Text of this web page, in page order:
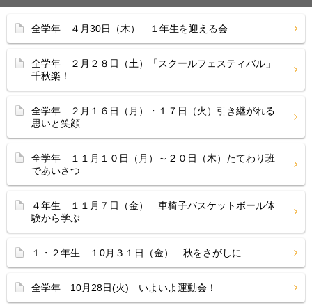
全学年 ４月30日（木） １年生を迎える会
全学年 ２月２８日（土）「スクールフェスティバル」
千秋楽！
全学年 ２月１６日（月）・１７日（火）引き継がれる
思いと笑顔
全学年 １１月１０日（月）～２０日（木）たてわり班
であいさつ
４年生 １１月７日（金） 車椅子バスケットボール体
験から学ぶ
１・２年生 １0月３１日（金） 秋をさがしに…
全学年 10月28日(火) いよいよ運動会！